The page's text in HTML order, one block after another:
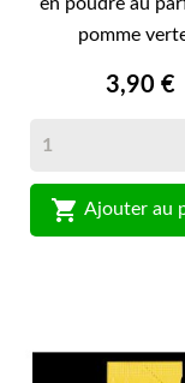
pomme
3,90 €
 Ajouter au